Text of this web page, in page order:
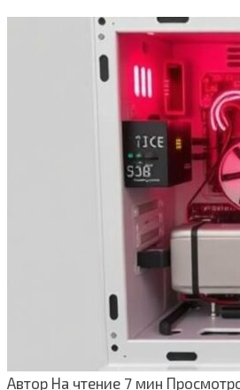
Автор На чтение 7 мин